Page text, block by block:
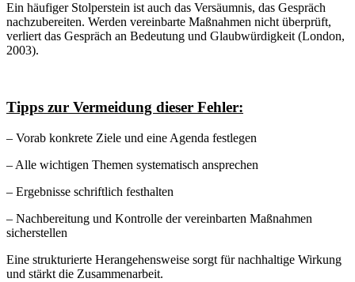
Ein häufiger Stolperstein ist auch das Versäumnis, das Gespräch
nachzubereiten. Werden vereinbarte Maßnahmen nicht überprüft,
verliert das Gespräch an Bedeutung und Glaubwürdigkeit (London,
2003).
Tipps zur Vermeidung dieser Fehler:
– Vorab konkrete Ziele und eine Agenda festlegen
– Alle wichtigen Themen systematisch ansprechen
– Ergebnisse schriftlich festhalten
– Nachbereitung und Kontrolle der vereinbarten Maßnahmen
sicherstellen
Eine strukturierte Herangehensweise sorgt für nachhaltige Wirkung
und stärkt die Zusammenarbeit.